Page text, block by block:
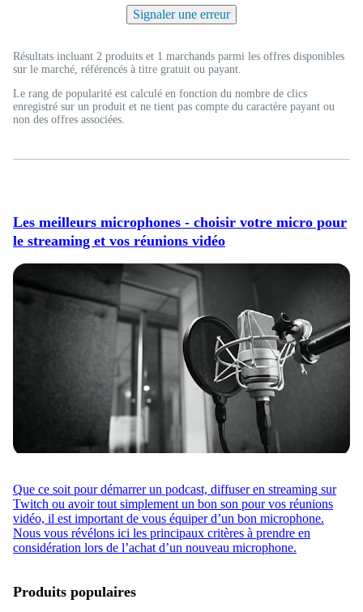
Signaler une erreur
Résultats incluant 2 produits et 1 marchands parmi les offres disponibles
sur le marché, référencés à titre gratuit ou payant.
Le rang de popularité est calculé en fonction du nombre de clics
enregistré sur un produit et ne tient pas compte du caractère payant ou
non des offres associées.
Les meilleurs microphones - choisir votre micro pour
le streaming et vos réunions vidéo
Que ce soit pour démarrer un podcast, diffuser en streaming sur
Twitch ou avoir tout simplement un bon son pour vos réunions
vidéo, il est important de vous équiper d’un bon microphone.
Nous vous révélons ici les principaux critères à prendre en
considération lors de l’achat d’un nouveau microphone.
Produits populaires